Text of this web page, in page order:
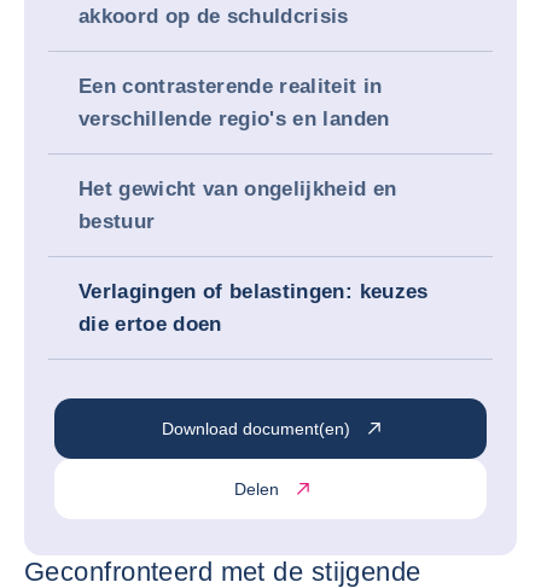
akkoord op de schuldcrisis
Een contrasterende realiteit in
verschillende regio's en landen
Het gewicht van ongelijkheid en
bestuur
Verlagingen of belastingen: keuzes
die ertoe doen
Download document(en)
Delen
Geconfronteerd met de stijgende